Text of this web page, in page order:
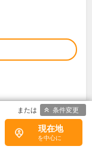
現在地
条件変更